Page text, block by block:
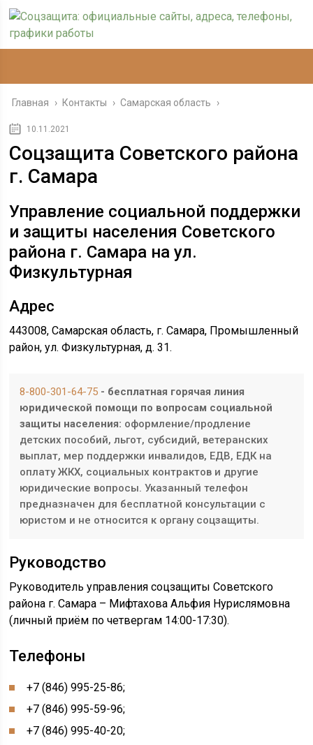
Главная › Контакты › Самарская область ›
10.11.2021
Соцзащита Советского района
г. Самара
Управление социальной поддержки
и защиты населения Советского
района г. Самара на ул.
Физкультурная
Адрес
443008, Самарская область, г. Самара, Промышленный
район, ул. Физкультурная, д. 31.
8-800-301-64-75 - бесплатная горячая линия
юридической помощи по вопросам социальной
защиты населения: оформление/продление
детских пособий, льгот, субсидий, ветеранских
выплат, мер поддержки инвалидов, ЕДВ, ЕДК на
оплату ЖКХ, социальных контрактов и другие
юридические вопросы. Указанный телефон
предназначен для бесплатной консультации с
юристом и не относится к органу соцзащиты.
Руководство
Руководитель управления соцзащиты Советского
района г. Самара – Мифтахова Альфия Нурислямовна
(личный приём по четвергам 14:00-17:30).
Телефоны
+7 (846) 995-25-86;
+7 (846) 995-59-96;
+7 (846) 995-40-20;